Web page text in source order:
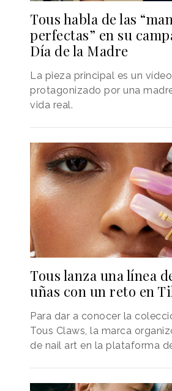
Tous habla de las
perfectas” en su
Día de la Madre
La pieza principal es un vídeo
protagonizado por una
vida real.
Tous lanza una línea
uñas con un reto en
Para dar a conocer la
Tous Claws, la marca
de nail art en la plataforma